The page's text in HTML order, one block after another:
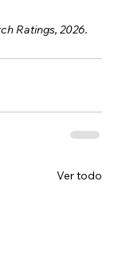
Ratings, 2026.
Ver todo